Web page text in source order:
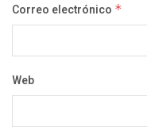
Correo electrónico *
Web